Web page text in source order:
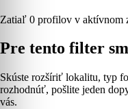
Zatiaľ 0 profilov v aktívnom
Pre tento filter
Skúste rozšíriť lokalitu, typ
rozhodnúť, pošlite jeden
vás.